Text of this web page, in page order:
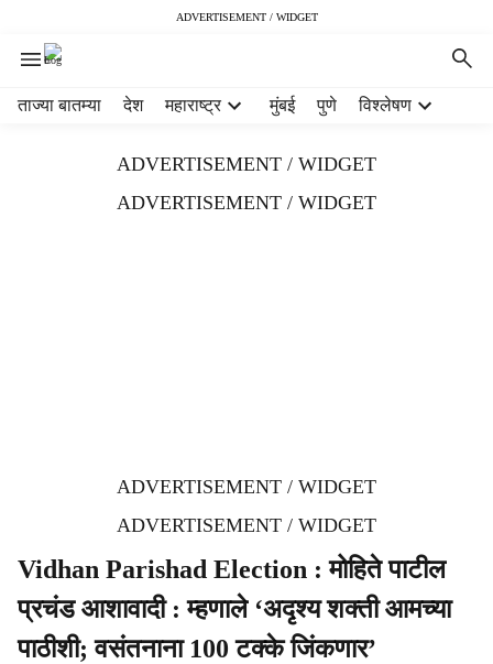
ADVERTISEMENT / WIDGET
ताज्या बातम्या देश महाराष्ट्र मुंबई पुणे विश्लेषण
ADVERTISEMENT / WIDGET
ADVERTISEMENT / WIDGET
ADVERTISEMENT / WIDGET
ADVERTISEMENT / WIDGET
Vidhan Parishad Election : मोहिते पाटील
प्रचंड आशावादी : म्हणाले ‘अदृश्य शक्ती आमच्या
पाठीशी; वसंतनाना 100 टक्के जिंकणार’